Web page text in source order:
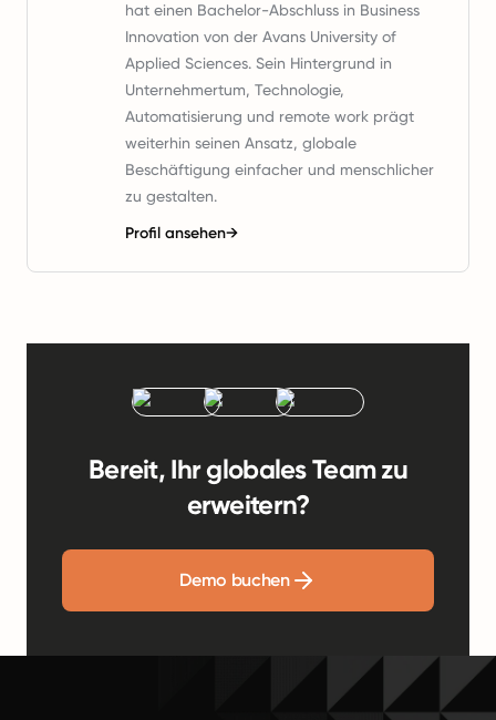
hat einen Bachelor-Abschluss in Business
Innovation von der Avans University of
Applied Sciences. Sein Hintergrund in
Unternehmertum, Technologie,
Automatisierung und remote work prägt
weiterhin seinen Ansatz, globale
Beschäftigung einfacher und menschlicher
zu gestalten.
Profil ansehen→
Bereit, Ihr globales Team zu
erweitern?
Demo buchen